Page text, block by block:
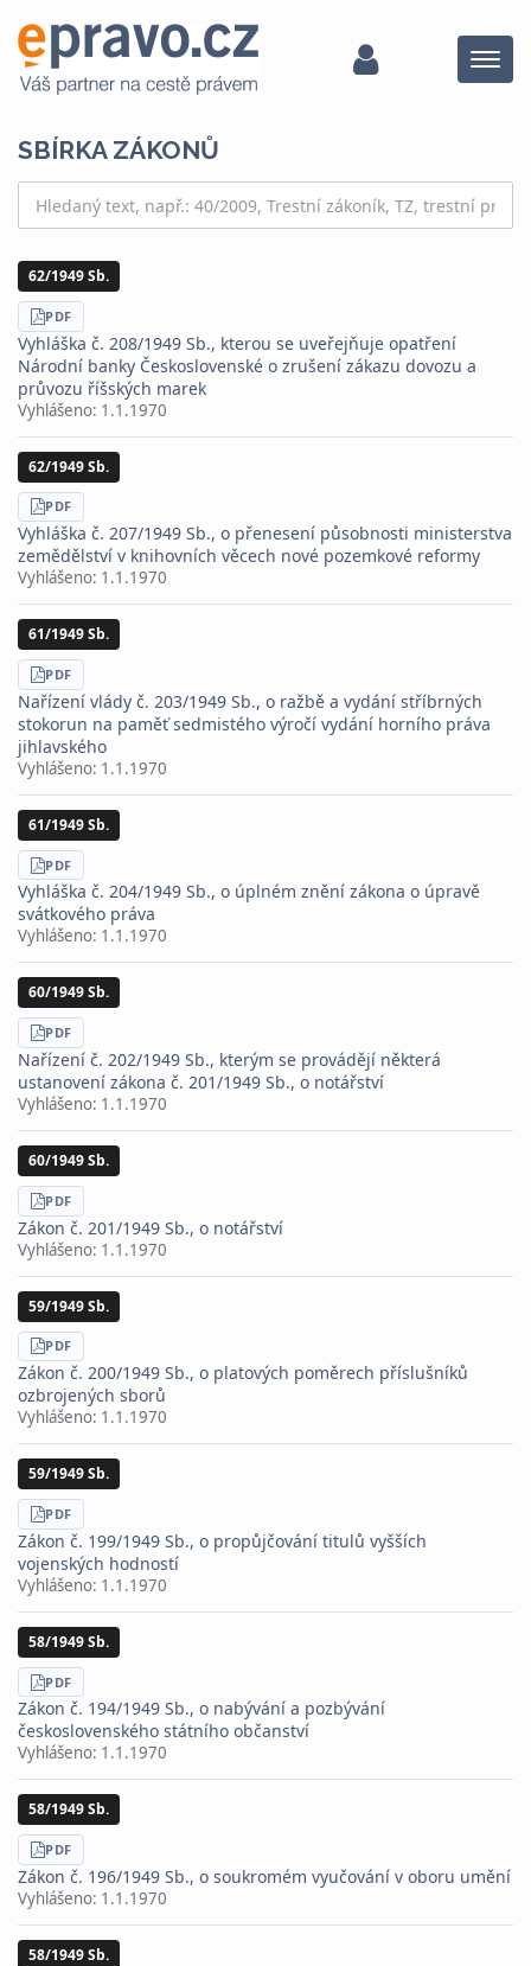
Menu
SBÍRKA ZÁKONŮ
62/1949 Sb.
STÁHNOUT
PDF
Vyhláška č. 208/1949 Sb., kterou se uveřejňuje opatření
Národní banky Československé o zrušení zákazu dovozu a
průvozu říšských marek
Vyhlášeno: 1.1.1970
62/1949 Sb.
STÁHNOUT
PDF
Vyhláška č. 207/1949 Sb., o přenesení působnosti ministerstva
zemědělství v knihovních věcech nové pozemkové reformy
Vyhlášeno: 1.1.1970
61/1949 Sb.
STÁHNOUT
PDF
Nařízení vlády č. 203/1949 Sb., o ražbě a vydání stříbrných
stokorun na paměť sedmistého výročí vydání horního práva
jihlavského
Vyhlášeno: 1.1.1970
61/1949 Sb.
STÁHNOUT
PDF
Vyhláška č. 204/1949 Sb., o úplném znění zákona o úpravě
svátkového práva
Vyhlášeno: 1.1.1970
60/1949 Sb.
STÁHNOUT
PDF
Nařízení č. 202/1949 Sb., kterým se provádějí některá
ustanovení zákona č. 201/1949 Sb., o notářství
Vyhlášeno: 1.1.1970
60/1949 Sb.
STÁHNOUT
PDF
Zákon č. 201/1949 Sb., o notářství
Vyhlášeno: 1.1.1970
59/1949 Sb.
STÁHNOUT
PDF
Zákon č. 200/1949 Sb., o platových poměrech příslušníků
ozbrojených sborů
Vyhlášeno: 1.1.1970
59/1949 Sb.
STÁHNOUT
PDF
Zákon č. 199/1949 Sb., o propůjčování titulů vyšších
vojenských hodností
Vyhlášeno: 1.1.1970
58/1949 Sb.
STÁHNOUT
PDF
Zákon č. 194/1949 Sb., o nabývání a pozbývání
československého státního občanství
Vyhlášeno: 1.1.1970
58/1949 Sb.
STÁHNOUT
PDF
Zákon č. 196/1949 Sb., o soukromém vyučování v oboru umění
Vyhlášeno: 1.1.1970
58/1949 Sb.